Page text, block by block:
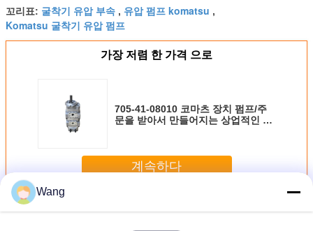
꼬리표: 굴착기 유압 부속 , 유압 펌프 komatsu ,
Komatsu 굴착기 유압 펌프
가장 저렴 한 가격 으로
705-41-08010 코마츠 장치 펌프/주
문을 받아서 만들어지는 상업적인 수
계속하다
더 많은 것
Wang